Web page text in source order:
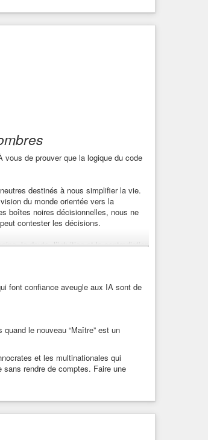
de prouver que la logique du code
destinés à nous simplifier la vie.
du monde orientée vers la
boîtes noires décisionnelles, nous ne
contester les décisions.
le doute, l’intuition et la contradiction
n’existe pas. En forçant le réel à entrer
est une illusion de technocrate.
c’est abandonner le politique au
au nom de la liberté humaine ?
#pensee
font confiance aveugle aux IA sont de
le nouveau “Maître” est un
et les multinationales qui
sans rendre de comptes. Faire une